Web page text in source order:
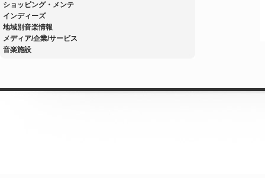
ショッピング・メンテ
インディーズ
地域別音楽情報
メディア/企業/サービス
音楽施設